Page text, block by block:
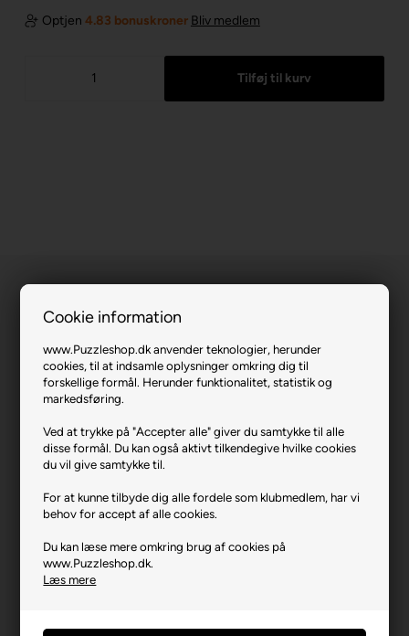
Cookie information
www.Puzzleshop.dk anvender teknologier, herunder
cookies, til at indsamle oplysninger omkring dig til
forskellige formål. Herunder funktionalitet, statistik og
markedsføring.
Ved at trykke på "Accepter alle" giver du samtykke til alle
disse formål. Du kan også aktivt tilkendegive hvilke cookies
du vil give samtykke til.
For at kunne tilbyde dig alle fordele som klubmedlem, har vi
behov for accept af alle cookies.
Du kan læse mere omkring brug af cookies på
www.Puzzleshop.dk.
Læs mere
Optjen 4.83 bonuskroner Bliv medlem
Disney Mickey - Mouse Hour (UFT).
Varenr.: 0526-15440
Producent
Trefl
Længde i cm (ca.)
Bredde i cm (ca.)
28
Brikstørrelse i cm² (ca.)